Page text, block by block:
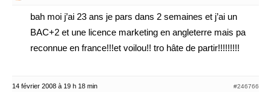
bah moi j’ai 23 ans je pars dans 2 semaines et j’ai un
BAC+2 et une licence marketing en angleterre mais pa
reconnue en france!!!et voilou!! tro hâte de partir!!!!!!!!!
14 février 2008 à 19 h 18 min #246766